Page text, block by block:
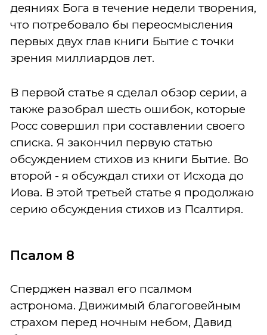
деяниях Бога в течение недели творения,
что потребовало бы переосмысления
первых двух глав книги Бытие с точки
зрения миллиардов лет.
В первой статье я сделал обзор серии, а
также разобрал шесть ошибок, которые
Росс совершил при составлении своего
списка. Я закончил первую статью
обсуждением стихов из книги Бытие. Во
второй - я обсуждал стихи от Исхода до
Иова. В этой третьей статье я продолжаю
серию обсуждения стихов из Псалтиря.
Псалом 8
Сперджен назвал его псалмом
астронома. Движимый благоговейным
страхом перед ночным небом, Давид